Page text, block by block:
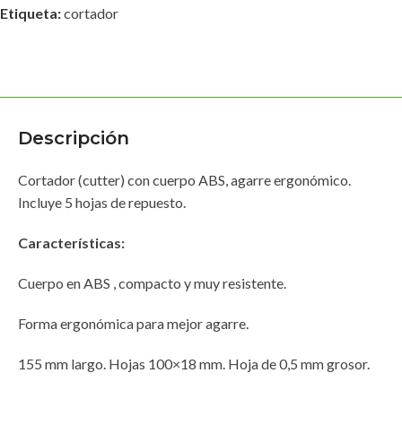
Etiqueta:cortador
Descripción
Cortador (cutter) con cuerpo ABS, agarre ergonómico.
Incluye 5 hojas de repuesto.
Características:
Cuerpo en ABS , compacto y muy resistente.
Forma ergonómica para mejor agarre.
155 mm largo. Hojas 100×18 mm. Hoja de 0,5 mm grosor.